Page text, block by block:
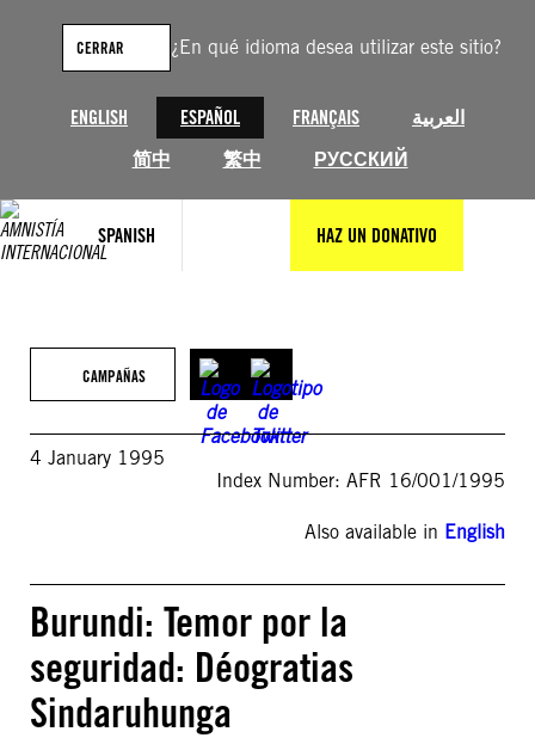
¿En qué idioma desea utilizar este sitio?
ENGLISH ESPAÑOL FRANÇAIS
العربية
简中
繁中 РУССКИЙ
CERRAR
SPANISH HAZ UN DONATIVO
contenido
CAMPAÑAS
4 January 1995
Index Number: AFR 16/001/1995
Also available in English
Burundi: Temor por la
seguridad: Déogratias
Sindaruhunga